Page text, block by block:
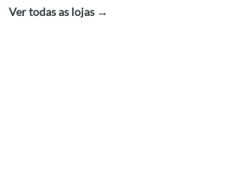
Ver todas as lojas →